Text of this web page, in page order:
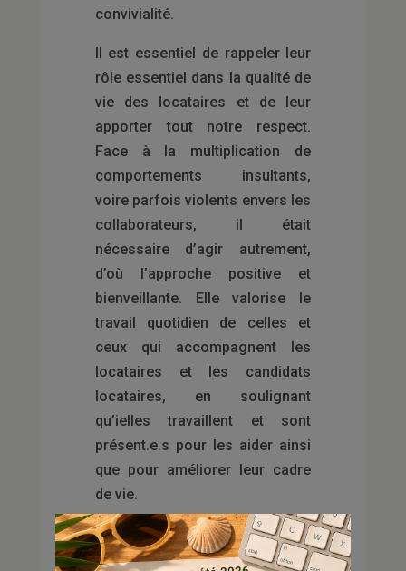
convivialité.
Il est essentiel de rappeler leur
rôle essentiel dans la qualité de
vie des locataires et de leur
apporter tout notre respect.
Face à la multiplication de
comportements insultants,
voire parfois violents envers les
collaborateurs, il était
nécessaire d’agir autrement,
d’où l’approche positive et
bienveillante. Elle valorise le
travail quotidien de celles et
ceux qui accompagnent les
locataires et les candidats
locataires, en soulignant
qu’ielles travaillent et sont
présent.e.s pour les aider ainsi
que pour améliorer leur cadre
de vie.
Vous l’aurez remarqué le
symbole utilisé pour cette